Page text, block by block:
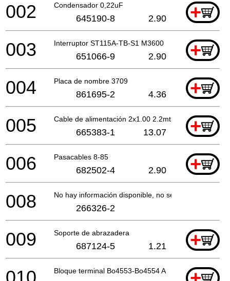
Condensador 0,22uF +
002 645190-8 2.90
Interruptor ST115A-TB-S1 M3600 +
003 651066-9 2.90
Placa de nombre 3709 +
004 861695-2 4.36
Cable de alimentación 2x1.00 2.2mtr +
005 665383-1 13.07
Pasacables 8-85 +
006 682502-4 2.90
No hay información disponible, no se puede pedir
008 266326-2
Soporte de abrazadera +
009 687124-5 1.21
Bloque terminal Bo4553-Bo4554 A